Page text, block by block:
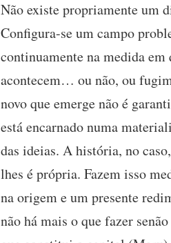
Não existe propriamente um
Configura-se um campo
continuamente na medida em
acontecem… ou não, ou
novo que emerge não é
está encarnado numa
das ideias. A história, no
lhes é própria. Fazem isso
na origem e um presente
não há mais o que fazer